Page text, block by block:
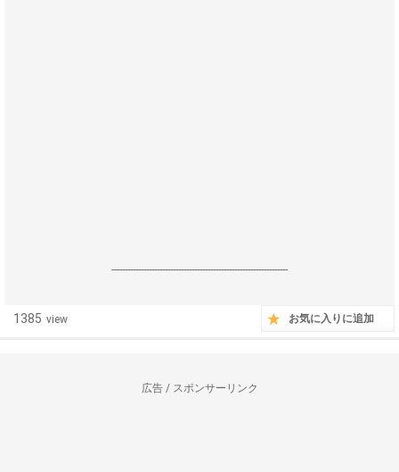
------------------------------------------------------------------
1385 view お気に入りに追加
広告 / スポンサーリンク